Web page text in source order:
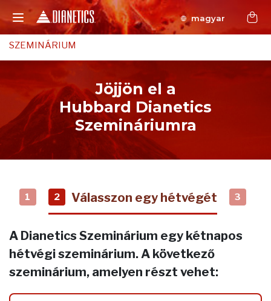
magyar
SZEMINÁRIUM
Jöjjön el a
Hubbard Dianetics
Szemináriumra
1 2 Válasszon egy hétvégét 3
A Dianetics Szeminárium egy kétnapos
hétvégi szeminárium. A következő
szeminárium, amelyen részt vehet: